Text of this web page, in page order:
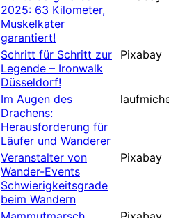
2025: 63 Kilometer,
Muskelkater
garantiert!
Schritt für Schritt zur
Legende – Ironwalk
Düsseldorf!
Pixabay
Im Augen des
Drachens:
Herausforderung für
Läufer und Wanderer
Veranstalter von
Wander-Events
Schwierigkeitsgrade
beim Wandern
Pixabay